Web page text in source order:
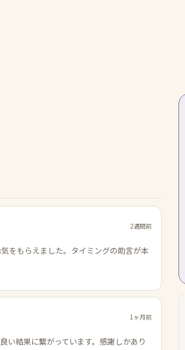
2週間前
をもらえました。タイミングの助言が本
1ヶ月前
い結果に繋がっています。感謝しかあり